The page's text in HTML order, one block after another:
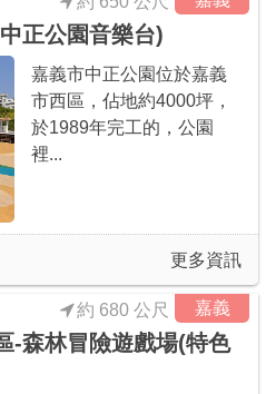
正公園音樂台)
嘉義市中正公園位於嘉義
市西區，佔地約4000坪，
於1989年完工的，公園
裡...
更多資訊
嘉義
約 680 公尺
-森林冒險遊戲場(特色